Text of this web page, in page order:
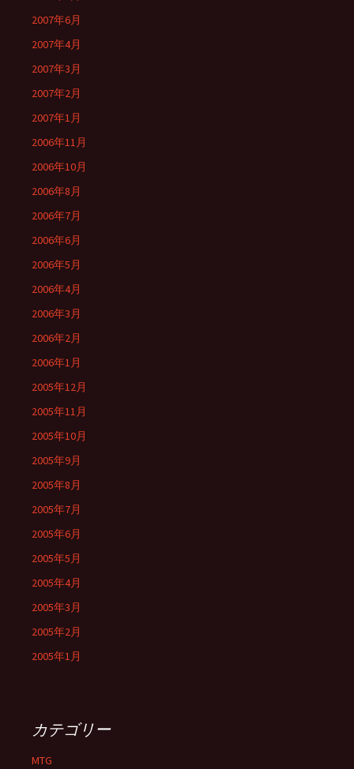
2007年6月
2007年4月
2007年3月
2007年2月
2007年1月
2006年11月
2006年10月
2006年8月
2006年7月
2006年6月
2006年5月
2006年4月
2006年3月
2006年2月
2006年1月
2005年12月
2005年11月
2005年10月
2005年9月
2005年8月
2005年7月
2005年6月
2005年5月
2005年4月
2005年3月
2005年2月
2005年1月
カテゴリー
MTG